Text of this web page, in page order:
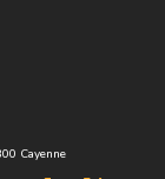
Cayenne